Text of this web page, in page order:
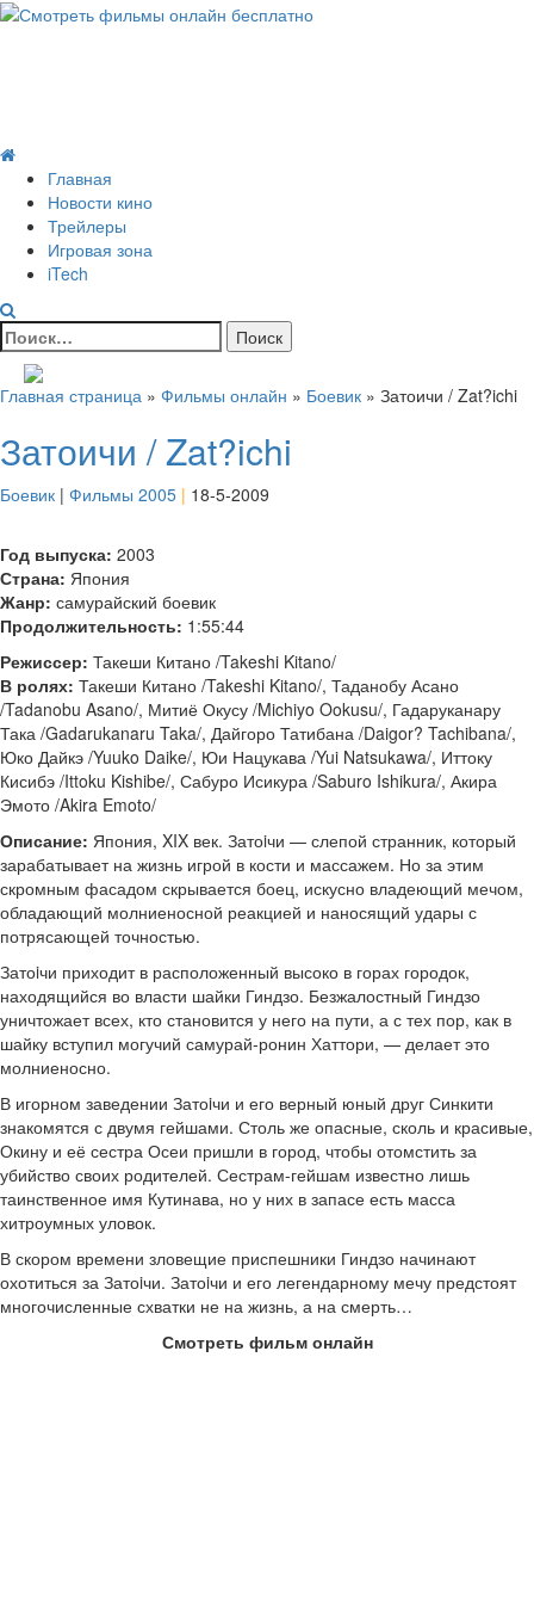
Skip
Primary
MenuГлавная
Новости кино
Трейлеры
Игровая зона
iTech
Найти:
Главная страница » Фильмы онлайн » Боевик » Затоичи / Zat?ichi
Затоичи / Zat?ichi
Боевик | Фильмы 2005 | 18-5-2009
Год выпуска: 2003
Страна: Япония
Жанр: самурайский боевик
Продолжительность: 1:55:44
Режиссер: Такеши Китано /Takeshi Kitano/
В ролях: Такеши Китано /Takeshi Kitano/, Таданобу Асано
/Tadanobu Asano/, Митиё Окусу /Michiyo Ookusu/, Гадаруканару
Така /Gadarukanaru Taka/, Дайгоро Татибана /Daigor? Tachibana/,
Юко Дайкэ /Yuuko Daike/, Юи Нацукава /Yui Natsukawa/, Иттоку
Кисибэ /Ittoku Kishibe/, Сабуро Исикура /Saburo Ishikura/, Акира
Эмото /Akira Emoto/
Описание: Япония, XIX век. Затоiчи — слепой странник, который
зарабатывает на жизнь игрой в кости и массажем. Но за этим
скромным фасадом скрывается боец, искусно владеющий мечом,
обладающий молниеносной реакцией и наносящий удары с
потрясающей точностью.
Затоiчи приходит в расположенный высоко в горах городок,
находящийся во власти шайки Гиндзо. Безжалостный Гиндзо
уничтожает всех, кто становится у него на пути, а с тех пор, как в
шайку вступил могучий самурай-ронин Хаттори, — делает это
молниеносно.
В игорном заведении Затоiчи и его верный юный друг Синкити
знакомятся с двумя гейшами. Столь же опасные, сколь и красивые,
Окину и её сестра Осеи пришли в город, чтобы отомстить за
убийство своих родителей. Сестрам-гейшам известно лишь
таинственное имя Кутинава, но у них в запасе есть масса
хитроумных уловок.
В скором времени зловещие приспешники Гиндзо начинают
охотиться за Затоiчи. Затоiчи и его легендарному мечу предстоят
многочисленные схватки не на жизнь, а на смерть…
Смотреть фильм онлайн